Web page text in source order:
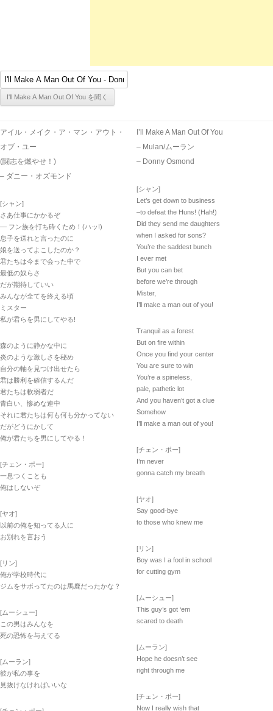
アイル・メイク・ア・マン・アウト・
オブ・ユー
(闘志を燃やせ！)
– ダニー・オズモンド
[シャン]
さあ仕事にかかるぞ
— フン族を打ち砕くため！(ハッ!)
息子を送れと言ったのに
娘を送ってよこしたのか？
君たちは今まで会った中で
最低の奴らさ
だが期待していい
みんなが全てを終える頃
ミスター
私が君らを男にしてやる!
森のように静かな中に
炎のような激しさを秘め
自分の軸を見つけ出せたら
君は勝利を確信するんだ
君たちは軟弱者だ
青白い、惨めな連中
それに君たちは何も何も分かってない
だがどうにかして
俺が君たちを男にしてやる！
[チェン・ポー]
一息つくことも
俺はしないぞ
[ヤオ]
以前の俺を知ってる人に
お別れを言おう
[リン]
俺が学校時代に
ジムをサボってたのは馬鹿だったかな？
[ムーシュー]
この男はみんなを
死の恐怖を与えてる
[ムーラン]
彼が私の事を
見抜けなければいいな
I’ll Make A Man Out Of You
– Mulan/ムーラン
– Donny Osmond
[シャン]
Let’s get down to business
–to defeat the Huns! (Hah!)
Did they send me daughters
when I asked for sons?
You’re the saddest bunch
I ever met
But you can bet
before we’re through
Mister,
I’ll make a man out of you!
Tranquil as a forest
But on fire within
Once you find your center
You are sure to win
You’re a spineless,
pale, pathetic lot
And you haven’t got a clue
Somehow
I’ll make a man out of you!
[チェン・ポー]
I’m never
gonna catch my breath
[ヤオ]
Say good-bye
to those who knew me
[リン]
Boy was I a fool in school
for cutting gym
[ムーシュー]
This guy’s got ‘em
scared to death
[ムーラン]
Hope he doesn’t see
right through me
[チェン・ポー]
Now I really wish that